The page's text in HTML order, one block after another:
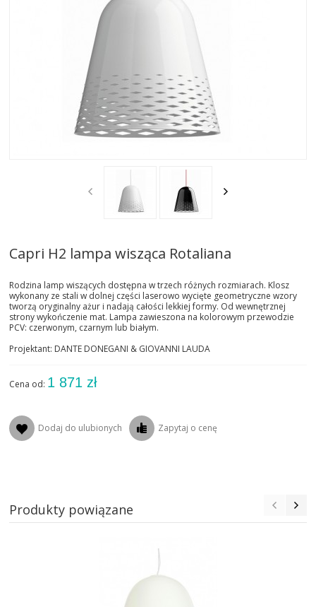
STREFA-PROJEKTANTA
INSPIRACJE
Capri H2 lampa wisząca Rotaliana
Rodzina lamp wiszących dostępna w trzech różnych rozmiarach. Klosz
wykonany ze stali w dolnej części laserowo wycięte geometryczne wzory
tworzą oryginalny ażur i nadają całości lekkiej formy. Od wewnętrznej
strony wykończenie mat. Lampa zawieszona na kolorowym przewodzie
PCV: czerwonym, czarnym lub białym.
Projektant: DANTE DONEGANI & GIOVANNI LAUDA
Cena od: 1 871 zł
Dodaj do ulubionych Zapytaj o cenę
Produkty powiązane